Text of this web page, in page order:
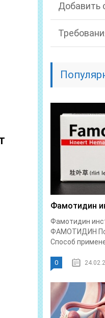
Добавить
Фамотидин
Фамотидин
ФАМОТИДИН
Способ
0